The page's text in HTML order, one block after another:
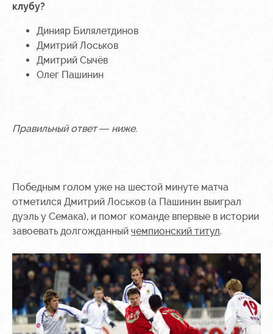
клубу?
Динияр Билялетдинов
Дмитрий Лоськов
Дмитрий Сычёв
Олег Пашинин
Правильный ответ — ниже.
Победным голом уже на шестой минуте матча
отметился Дмитрий Лоськов (а Пашинин выиграл
дуэль у Семака), и помог команде впервые в истории
завоевать долгожданный чемпионский титул.